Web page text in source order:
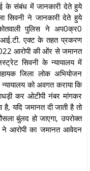
के संबंध में जानकारी देते हुये
सिवनी ने जानकारी देते हुये
पुलिस ने अप0क्र0
एक्‍ट के तहत प्रकरण
आरोपी की ओंर से जमानत
सिवनी के न्‍यायालय में
जिला लोक अभियोजन
को अवगत कराया कि
कर ओटीपी नंबर मांगकर
यदि जमानत दी जाती है तो
बुंलद हो जाएगा, उपरोक्‍त
ने आरोपी का जमानत आवेदन